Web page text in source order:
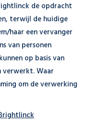
de opdracht
terwijl de huidige
haar een vervanger
van personen
op basis van
verwerkt. Waar
om de verwerking